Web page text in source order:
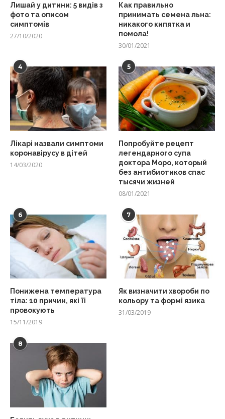
Лишай у дитини: 5 видів з
фото та описом
симптомів
27/10/2020
Как правильно
принимать семена льна:
никакого кипятка и
помола!
30/01/2021
4
Лікарі назвали симптоми
коронавірусу в дітей
14/03/2020
5
Попробуйте рецепт
легендарного супа
доктора Моро, который
без антибиотиков спас
тысячи жизней
08/01/2021
6
Понижена температура
тіла: 10 причин, які її
провокують
15/11/2019
7
Як визначити хвороби по
кольору та формі язика
31/03/2019
8